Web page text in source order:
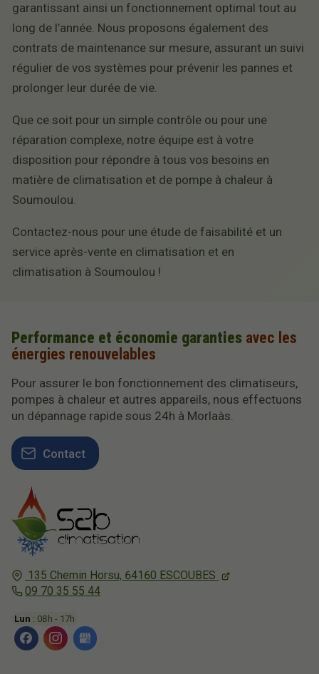
garantissant ainsi un fonctionnement optimal tout au
long de l’année. Nous proposons également des
contrats de maintenance sur mesure, assurant un suivi
régulier de vos systèmes pour prévenir les pannes et
prolonger leur durée de vie.
Que ce soit pour un simple contrôle ou pour une
réparation complexe, notre équipe est à votre
disposition pour répondre à tous vos besoins en
matière de climatisation et de pompe à chaleur à
Soumoulou.
Contactez-nous pour une étude de faisabilité et un
service après-vente en climatisation et en
climatisation à Soumoulou !
135 Chemin Horsu, 64160 ESCOUBES
09 70 35 55 44
Lun : 08h - 17h
Performance et économie garanties avec les
énergies renouvelables
Pour assurer le bon fonctionnement des climatiseurs,
pompes à chaleur et autres appareils, nous effectuons
un dépannage rapide sous 24h à Morlaàs.
Contact